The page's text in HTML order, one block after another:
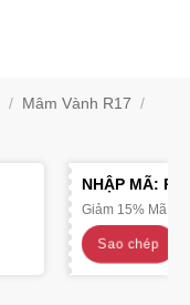
/ Mâm Vành R17 /
NHẬP MÃ:
Giảm 15% Mã
Sao chép